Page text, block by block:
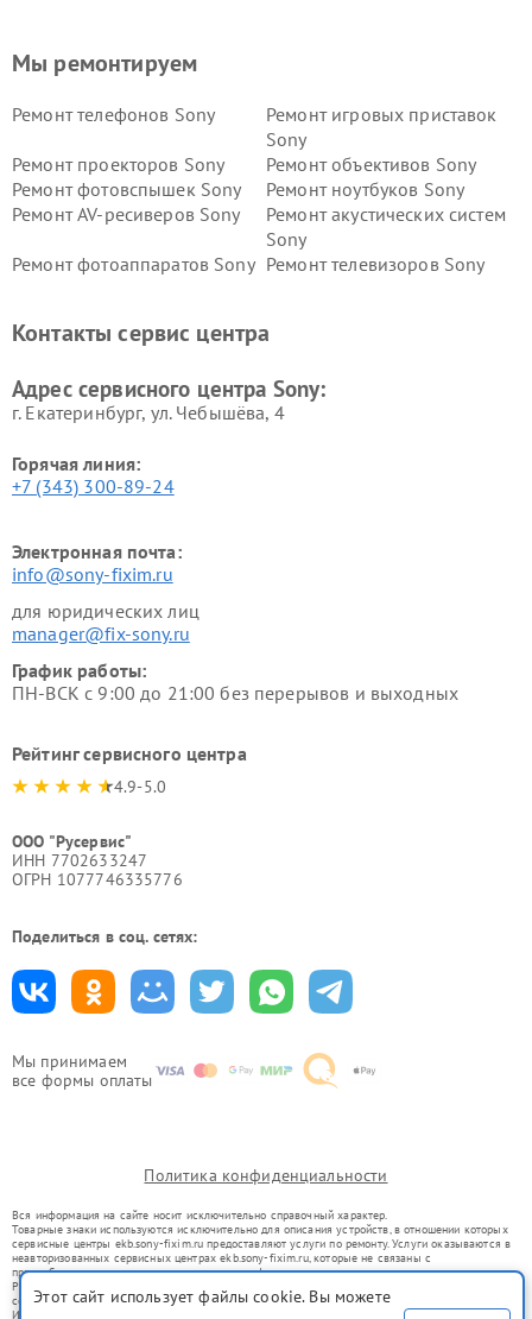
Мы принимаем
все формы оплаты
Мы ремонтируем
Ремонт телефонов Sony
Ремонт игровых приставок
Sony
Ремонт проекторов Sony
Ремонт объективов Sony
Ремонт фотовспышек Sony
Ремонт ноутбуков Sony
Ремонт AV-ресиверов Sony
Ремонт акустических систем
Sony
Ремонт фотоаппаратов Sony Ремонт телевизоров Sony
Контакты сервис центра
Адрес сервисного центра Sony:
г. Екатеринбург, ул. Чебышёва, 4
Горячая линия:
+7 (343) 300-89-24
Электронная почта:
info@sony-fixim.ru
для юридических лиц
manager@fix-sony.ru
График работы:
ПН-ВСК с 9:00 до 21:00 без перерывов и выходных
Рейтинг сервисного центра
4.9-5.0
ООО "Русервис"
ИНН 7702633247
ОГРН 1077746335776
Поделиться в соц. сетях:
Политика конфиденциальности
Вся информация на сайте носит исключительно справочный характер.
Товарные знаки используются исключительно для описания устройств, в отношении которых
сервисные центры ekb.sony-fixim.ru предоставляют услуги по ремонту. Услуги оказываются в
неавторизованных сервисных центрах ekb.sony-fixim.ru, которые не связаны с
правообладателями товарных знаков или их официальными представителями.
Ремонт осуществляется для устройств, уже введенных в гражданский оборот в соответствии
со статьей 1487 ГК РФ.
Использование товарных знаков не преследует цели индивидуализации услуг или введения
Этот сайт использует файлы cookie. Вы можете